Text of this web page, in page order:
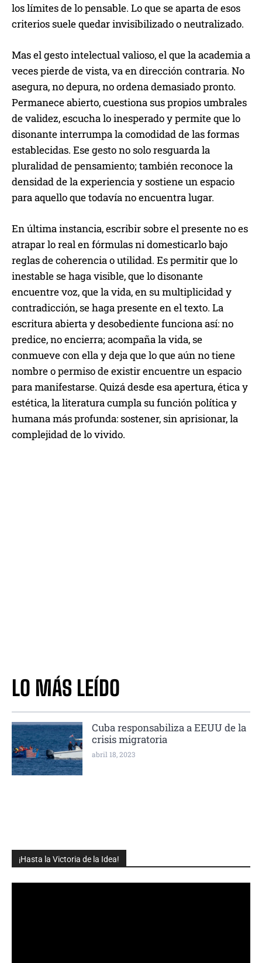
¡Hasta la Victoria de la Idea!
los límites de lo pensable. Lo que se aparta de esos
criterios suele quedar invisibilizado o neutralizado.
Mas el gesto intelectual valioso, el que la academia a
veces pierde de vista, va en dirección contraria. No
asegura, no depura, no ordena demasiado pronto.
Permanece abierto, cuestiona sus propios umbrales
de validez, escucha lo inesperado y permite que lo
disonante interrumpa la comodidad de las formas
establecidas. Ese gesto no solo resguarda la
pluralidad de pensamiento; también reconoce la
densidad de la experiencia y sostiene un espacio
para aquello que todavía no encuentra lugar.
En última instancia, escribir sobre el presente no es
atrapar lo real en fórmulas ni domesticarlo bajo
reglas de coherencia o utilidad. Es permitir que lo
inestable se haga visible, que lo disonante
encuentre voz, que la vida, en su multiplicidad y
contradicción, se haga presente en el texto. La
escritura abierta y desobediente funciona así: no
predice, no encierra; acompaña la vida, se
conmueve con ella y deja que lo que aún no tiene
nombre o permiso de existir encuentre un espacio
para manifestarse. Quizá desde esa apertura, ética y
estética, la literatura cumpla su función política y
humana más profunda: sostener, sin aprisionar, la
complejidad de lo vivido.
LO MÁS LEÍDO
Cuba responsabiliza a EEUU de la
crisis migratoria
abril 18, 2023